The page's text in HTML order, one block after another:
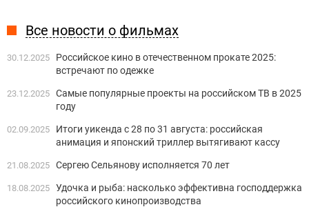
Все новости о фильмах
30.12.2025
Российское кино в отечественном прокате 2025:
встречают по одежке
23.12.2025 Самые популярные проекты на российском ТВ в 2025
году
02.09.2025
Итоги уикенда с 28 по 31 августа: российская
анимация и японский триллер вытягивают кассу
21.08.2025 Сергею Сельянову исполняется 70 лет
18.08.2025 Удочка и рыба: насколько эффективна господдержка
российского кинопроизводства